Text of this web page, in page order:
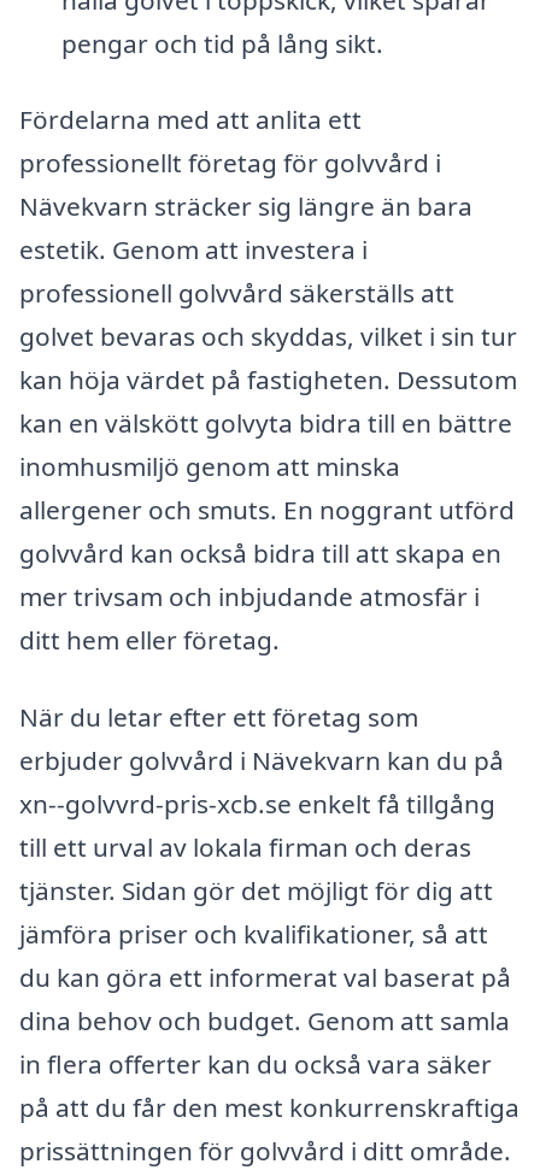
pengar och tid på lång sikt.
Fördelarna med att anlita ett
professionellt företag för golvvård i
Nävekvarn sträcker sig längre än bara
estetik. Genom att investera i
professionell golvvård säkerställs att
golvet bevaras och skyddas, vilket i sin tur
kan höja värdet på fastigheten. Dessutom
kan en välskött golvyta bidra till en bättre
inomhusmiljö genom att minska
allergener och smuts. En noggrant utförd
golvvård kan också bidra till att skapa en
mer trivsam och inbjudande atmosfär i
ditt hem eller företag.
När du letar efter ett företag som
erbjuder golvvård i Nävekvarn kan du på
xn--golvvrd-pris-xcb.se enkelt få tillgång
till ett urval av lokala firman och deras
tjänster. Sidan gör det möjligt för dig att
jämföra priser och kvalifikationer, så att
du kan göra ett informerat val baserat på
dina behov och budget. Genom att samla
in flera offerter kan du också vara säker
på att du får den mest konkurrenskraftiga
prissättningen för golvvård i ditt område.